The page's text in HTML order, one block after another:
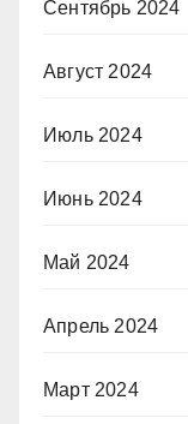
Сентябрь 2024
Август 2024
Июль 2024
Июнь 2024
Май 2024
Апрель 2024
Март 2024